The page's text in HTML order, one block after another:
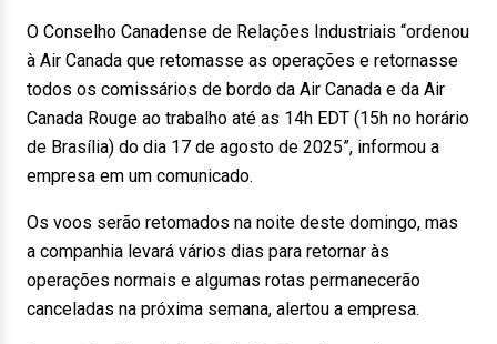
O Conselho Canadense de Relações Industriais “ordenou
à Air Canada que retomasse as operações e retornasse
todos os comissários de bordo da Air Canada e da Air
Canada Rouge ao trabalho até as 14h EDT (15h no horário
de Brasília) do dia 17 de agosto de 2025”, informou a
empresa em um comunicado.
Os voos serão retomados na noite deste domingo, mas
a companhia levará vários dias para retornar às
operações normais e algumas rotas permanecerão
canceladas na próxima semana, alertou a empresa.